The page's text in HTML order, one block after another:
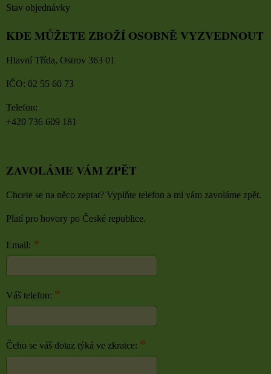
Stav objednávky
KDE MŮŽETE ZBOŽÍ OSOBNĚ VYZVEDNOUT
Hlavní Třída, Ostrov 363 01
IČO: 02 55 60 73
Telefon:
+420 736 609 181
ZAVOLÁME VÁM ZPĚT
Chcete se na něco zeptat? Vyplňte telefon a mi vám zavoláme zpět.
Platí pro hovory po České republice.
Email: *
Váš telefon: *
Čeho se váš dotaz týká ve zkratce: *